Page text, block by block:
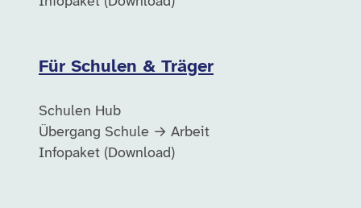
Für Schulen & Träger
Schulen Hub
Übergang Schule → Arbeit
Infopaket (Download)